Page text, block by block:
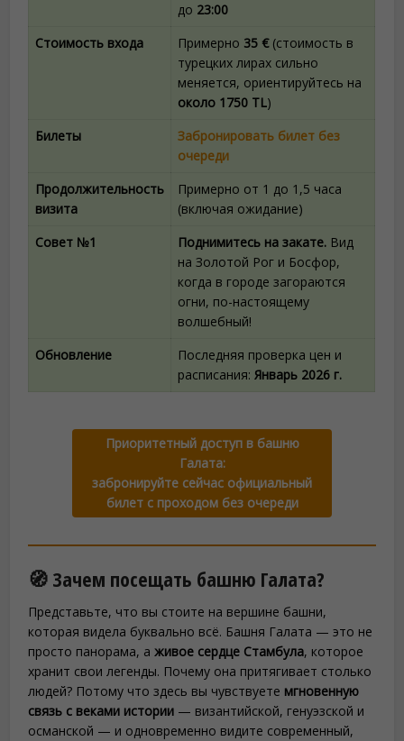
до 23:00
Стоимость входа
Примерно 35 €(стоимость в
турецких лирах сильно
меняется, ориентируйтесь на
около 1750 TL)
Билеты
Забронировать билет без
очереди
Продолжительность
визита
Примерно от 1 до 1,5 часа
(включая ожидание)
Совет №1
Поднимитесь на закате. Вид
на Золотой Рог и Босфор,
когда в городе загораются
огни, по-настоящему
волшебный!
Обновление
Последняя проверка цен и
расписания:Январь 2026 г.
Приоритетный доступ в башню
Галата:
забронируйте сейчас официальный
билет с проходом без очереди
🧭 Зачем посещать башню Галата?
Представьте, что вы стоите на вершине башни,
которая видела буквально всё. Башня Галата — это не
просто панорама, аживое сердце Стамбула, которое
хранит свои легенды. Почему она притягивает столько
людей? Потому что здесь вы чувствуете мгновенную
связь с веками истории — византийской, генуэзской и
османской — и одновременно видите современный,